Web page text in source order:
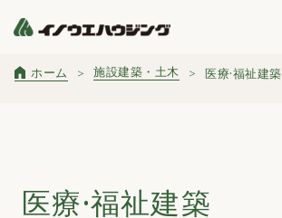
ホーム 施設建築・土木 医療·福祉建築
医療·福祉建築